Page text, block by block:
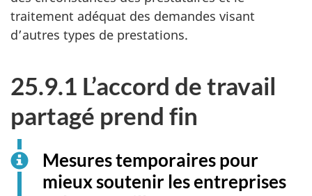
traitement adéquat des demandes visant
d’autres types de prestations.
25.9.1 L’accord de travail
partagé prend fin
Mesures temporaires pour
mieux soutenir les entreprises